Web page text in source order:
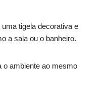
tigela decorativa e
a sala ou o banheiro.
o ambiente ao mesmo